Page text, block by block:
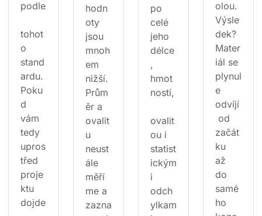
podle
tohot
o
stand
ardu.
Poku
d
vám
tedy
upros
třed
proje
ktu
dojde
hodn
oty
jsou
mnoh
em
nižší.
Prům
ěr a
ovalit
u
neust
ále
měří
me a
zazna
po
celé
jeho
délce
,
hmot
ností,
ovalit
ou i
statist
ickým
i
odch
ylkam
olou.
Výsle
dek?
Mater
iál se
plynul
e
odvíjí
od
začát
ku
až
do
samé
ho